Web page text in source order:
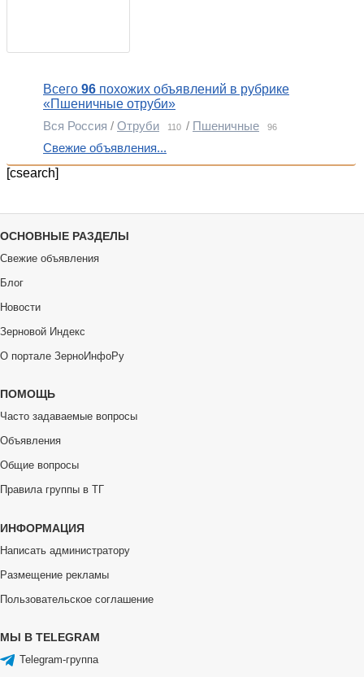
Всего 96 похожих объявлений в рубрике
«Пшеничные отруби»
Вся Россия / Отруби 110 / Пшеничные 96
Свежие объявления...
[csearch]
ОСНОВНЫЕ РАЗДЕЛЫ
Свежие объявления
Блог
Новости
Зерновой Индекс
О портале ЗерноИнфоРу
ПОМОЩЬ
Часто задаваемые вопросы
Объявления
Общие вопросы
Правила группы в ТГ
ИНФОРМАЦИЯ
Написать администратору
Размещение рекламы
Пользовательское соглашение
МЫ В TELEGRAM
Telegram-группа